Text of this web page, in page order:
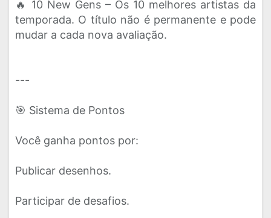
🔥 10 New Gens – Os 10 melhores artistas da
temporada. O título não é permanente e pode
mudar a cada nova avaliação.
---
🎯 Sistema de Pontos
Você ganha pontos por:
Publicar desenhos.
Participar de desafios.